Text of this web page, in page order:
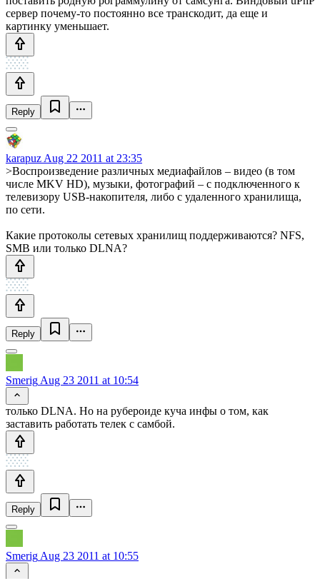
сервер почему-то постоянно все транскодит, да еще и
картинку уменьшает.
Reply
karapuz Aug 22 2011 at 23:35
>Воспроизведение различных медиафайлов – видео (в том
числе MKV HD), музыки, фотографий – с подключенного к
телевизору USB-накопителя, либо с удаленного хранилища,
по сети.
Какие протоколы сетевых хранилищ поддерживаются? NFS,
SMB или только DLNA?
Reply
Smerig Aug 23 2011 at 10:54
только DLNA. Но на рубероиде куча инфы о том, как
заставить работать телек с самбой.
Reply
Smerig Aug 23 2011 at 10:55